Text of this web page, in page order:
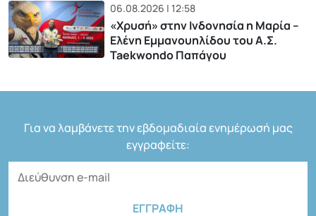
06.08.2026 | 12:58
«Χρυσή» στην Ινδονησία η Μαρία –
Ελένη Εμμανουηλίδου του Α.Σ.
Taekwondo Παπάγου
Για να λαμβάνετε την εβδομαδιαία ενημέρωσή μας
εγγραφείτε: